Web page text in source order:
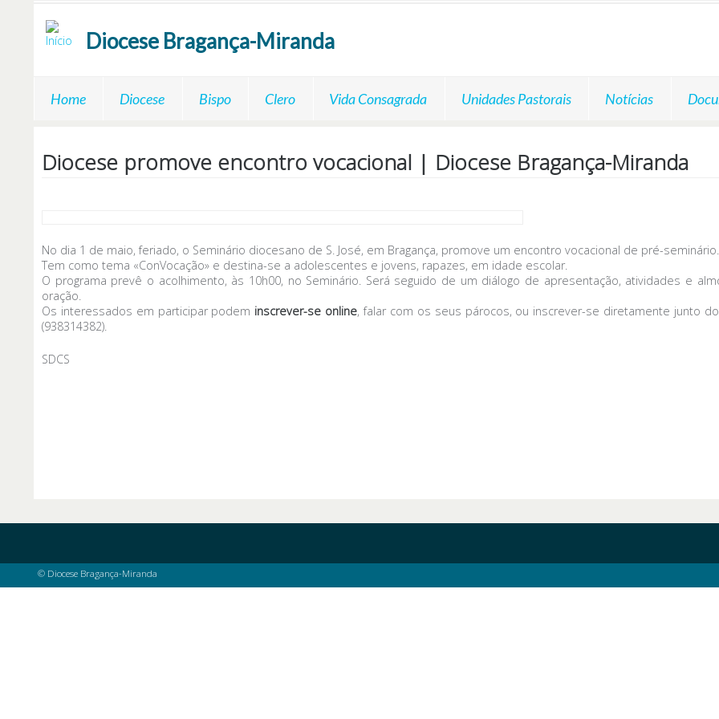
Diocese Bragança-Miranda
Home Diocese Bispo Clero Vida Consagrada Unidades Pastorais Notícias
Diocese promove encontro vocacional | Diocese Bragança-Miranda
No dia 1 de maio, feriado, o Seminário diocesano de S. José, em Bragança, promove um encontro vocacional de pré-seminário.
Tem como tema «ConVocação» e destina-se a adolescentes e jovens, rapazes, em idade escolar.
O programa prevê o acolhimento, às 10h00, no Seminário. Será seguido de um diálogo de apresentação, atividades e
oração.
Os interessados em participar podem inscrever-se online, falar com os seus párocos, ou inscrever-se diretamente junto
(938314382).
SDCS
© Diocese Bragança-Miranda